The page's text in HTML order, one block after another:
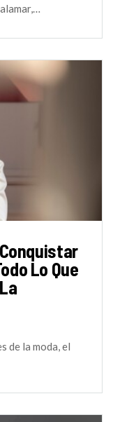
Lo Que
de la moda, el